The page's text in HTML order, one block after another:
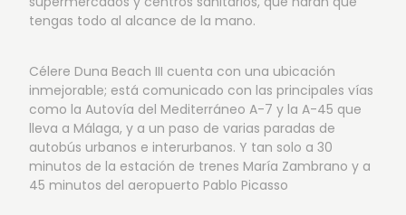
tengas todo al alcance de la mano.
Célere Duna Beach III cuenta con una ubicación
inmejorable; está comunicado con las principales vías
como la Autovía del Mediterráneo A-7 y la A-45 que
lleva a Málaga, y a un paso de varias paradas de
autobús urbanos e interurbanos. Y tan solo a 30
minutos de la estación de trenes María Zambrano y a
45 minutos del aeropuerto Pablo Picasso